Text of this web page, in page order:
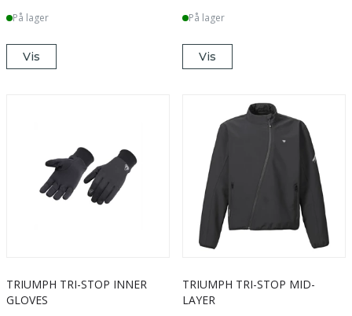
På lager
Vis
På lager
Vis
TRIUMPH TRI-STOP INNER
GLOVES
TRIUMPH TRI-STOP MID-
LAYER